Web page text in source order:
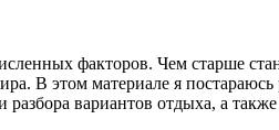
факторов. Чем старше
В этом материале я
вариантов отдыха, а